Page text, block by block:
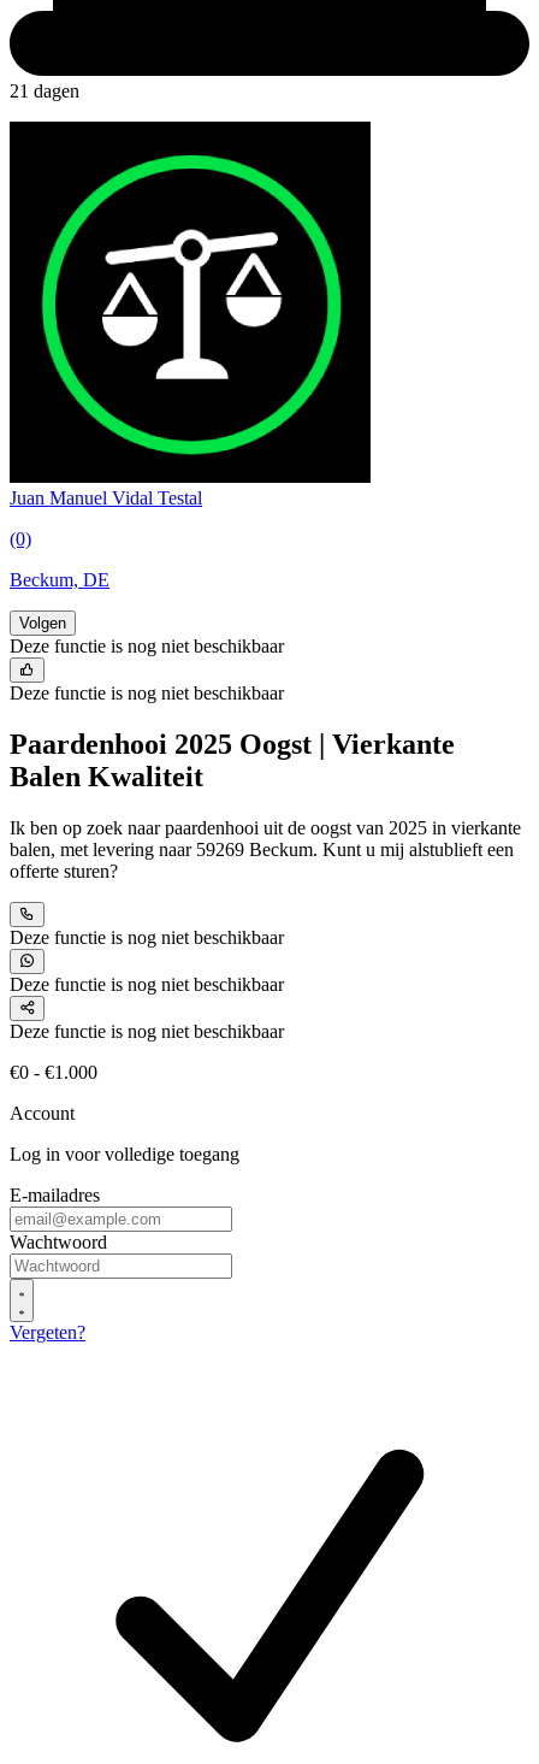
21 dagen
Juan Manuel Vidal Testal
(0)
Beckum, DE
Volgen
Deze functie is nog niet beschikbaar
Deze functie is nog niet beschikbaar
Paardenhooi 2025 Oogst | Vierkante
Balen Kwaliteit
Ik ben op zoek naar paardenhooi uit de oogst van 2025 in vierkante
balen, met levering naar 59269 Beckum. Kunt u mij alstublieft een
offerte sturen?
Deze functie is nog niet beschikbaar
Deze functie is nog niet beschikbaar
Deze functie is nog niet beschikbaar
€0 - €1.000
Account
Log in voor volledige toegang
E-mailadres
Wachtwoord
Vergeten?